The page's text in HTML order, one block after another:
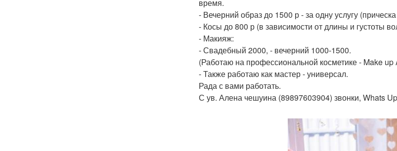
время.
- Вечерний образ до 1500 р - за одну услугу
- Косы до 800 р (в зависимости от длины и густоты
- Макияж:
- Свадебный 2000, - вечерний 1000-1500.
(Работаю на профессиональной косметике - Make up
- Также работаю как мастер - универсал.
Рада с вами работать.
С ув. Алена чешуина (89897603904) звонки, Whats